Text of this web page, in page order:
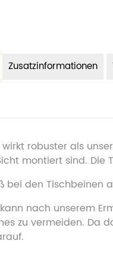
wirkt robuster als
montiert sind. Die
bei den Tischbeinen
nach unserem
zu vermeiden. Da
Zusatzinformationen